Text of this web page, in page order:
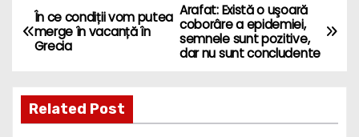
P
o
t
Arafat: Există o uşoară
coborâre a epidemiei,
semnele sunt pozitive,
dar nu sunt concludente
În ce condiții vom putea
merge în vacanță în
Grecia
Related Post